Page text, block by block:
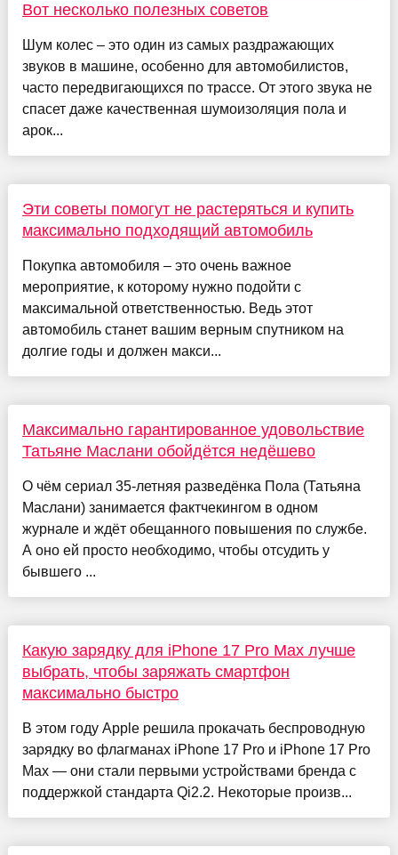
Вот несколько полезных советов
Шум колес – это один из самых раздражающих
звуков в машине, особенно для автомобилистов,
часто передвигающихся по трассе. От этого звука не
спасет даже качественная шумоизоляция пола и
арок...
Эти советы помогут не растеряться и купить
максимально подходящий автомобиль
Покупка автомобиля – это очень важное
мероприятие, к которому нужно подойти с
максимальной ответственностью. Ведь этот
автомобиль станет вашим верным спутником на
долгие годы и должен макси...
Максимально гарантированное удовольствие
Татьяне Маслани обойдётся недёшево
О чём сериал 35-летняя разведёнка Пола (Татьяна
Маслани) занимается фактчекингом в одном
журнале и ждёт обещанного повышения по службе.
А оно ей просто необходимо, чтобы отсудить у
бывшего ...
Какую зарядку для iPhone 17 Pro Max лучше
выбрать, чтобы заряжать смартфон
максимально быстро
В этом году Apple решила прокачать беспроводную
зарядку во флагманах iPhone 17 Pro и iPhone 17 Pro
Max — они стали первыми устройствами бренда с
поддержкой стандарта Qi2.2. Некоторые произв...